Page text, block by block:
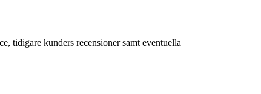
tidigare kunders recensioner samt eventuella